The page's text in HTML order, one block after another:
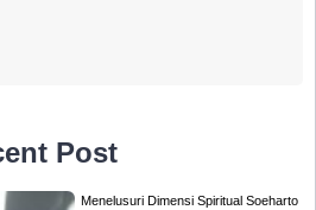
Post
Menelusuri Dimensi Spiritual Soeharto